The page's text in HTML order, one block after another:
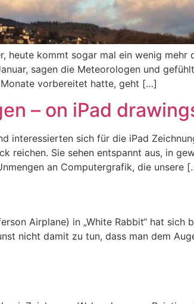
heute kommt sogar mal ein wenig mehr
sagen die Meteorologen und
vorbereitet hatte, geht […]
– on iPad
interessierten sich für die iPad
reichen. Sie sehen entspannt aus, in
an Computergrafik, die unsere
Airplane) in „White Rabbit“ hat
nicht damit zu tun, dass man dem